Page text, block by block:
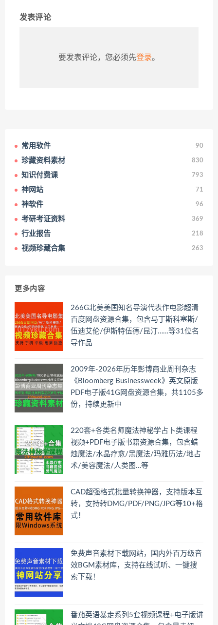
发表评论
要发表评论，您必须先登录。
常用软件 90
珍藏资料素材 830
知识付费课 793
神网站 71
神软件 96
考研考证资料 369
行业报告 218
视频珍藏合集 263
更多内容
266G北美美国知名导演代表作电影超清
百度网盘资源合集，包含马丁斯科塞斯/
伍迪艾伦/伊斯特伍德/昆汀……等31位名
导作品
2009年-2026年历年彭博商业周刊杂志
《Bloomberg Businessweek》英文原版
PDF电子版41G网盘资源合集，共1105多
份，持续更新中
220套+各类名师魔法神秘学占卜类课程
视频+PDF电子版书籍资源合集，包含蜡
烛魔法/水晶疗愈/黑魔法/玛雅历法/地占
术/美容魔法/人类图…等
CAD超强格式批量转换神器，支持版本互
转，支持转DMG/PDF/PNG/JPG等10+格
式！
免费声音素材下载网站，国内外百万级音
效BGM素材库，支持在线试听、一键搜
索下载！
番茄英语暴走系列5套视频课程+电子版讲